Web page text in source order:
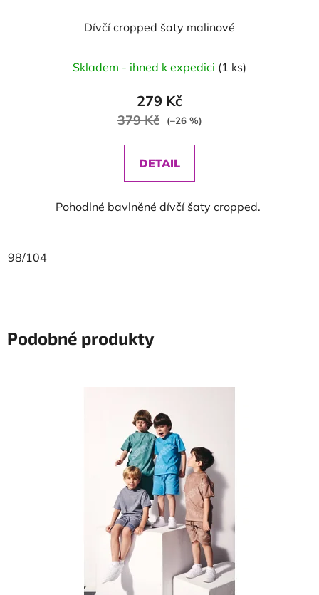
Dívčí cropped šaty malinové
Skladem - ihned k expedici (1 ks)
279 Kč
379 Kč (–26 %)
DETAIL
Pohodlné bavlněné dívčí šaty cropped.
98/104
Podobné produkty